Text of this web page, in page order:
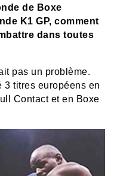
de Boxe
K1 GP, comment
dans toutes
pas un problème.
3 titres européens en
Contact et en Boxe